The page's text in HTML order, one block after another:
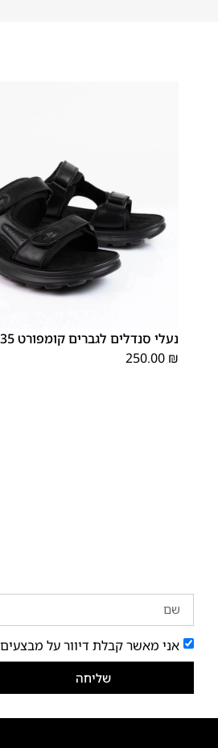
נעלי סנדלים לגברים קומפורט 3535 שחור
250.00 ₪
אני מאשר קבלת דיוור על
שליחה